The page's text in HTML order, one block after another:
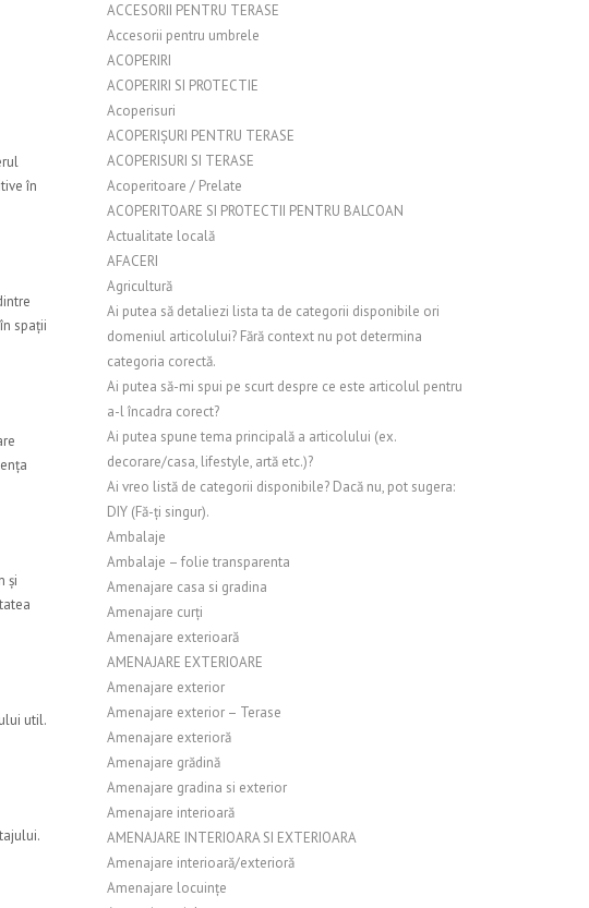
în
spații
și
util.
ACCESORII PENTRU TERASE
Accesorii pentru umbrele
ACOPERIRI
ACOPERIRI SI PROTECTIE
Acoperisuri
ACOPERIȘURI PENTRU TERASE
ACOPERISURI SI TERASE
Acoperitoare / Prelate
ACOPERITOARE SI PROTECTII PENTRU BALCOAN
Actualitate locală
AFACERI
Agricultură
Ai putea să detaliezi lista ta de categorii disponibile ori
domeniul articolului? Fără context nu pot determina
categoria corectă.
Ai putea să-mi spui pe scurt despre ce este articolul pentru
a-l încadra corect?
Ai putea spune tema principală a articolului (ex.
decorare/casa, lifestyle, artă etc.)?
Ai vreo listă de categorii disponibile? Dacă nu, pot sugera:
DIY (Fă-ți singur).
Ambalaje
Ambalaje – folie transparenta
Amenajare casa si gradina
Amenajare curți
Amenajare exterioară
AMENAJARE EXTERIOARE
Amenajare exterior
Amenajare exterior – Terase
Amenajare exterioră
Amenajare grădină
Amenajare gradina si exterior
Amenajare interioară
AMENAJARE INTERIOARA SI EXTERIOARA
Amenajare interioară/exterioră
Amenajare locuințe